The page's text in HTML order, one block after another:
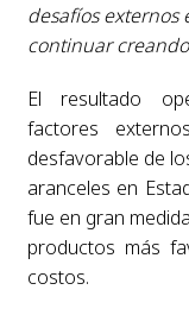
desafíos
continuar
El resultado
factores
desfavorable de
aranceles en
fue en gran
productos más
costos.